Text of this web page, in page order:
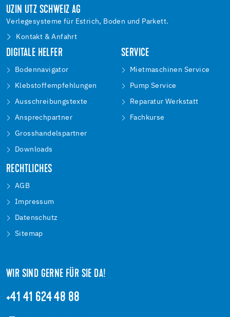
UZIN UTZ SCHWEIZ AG
Verlegesysteme für Estrich, Boden und Parkett.
Kontakt & Anfahrt
DIGITALE HELFER
Bodennavigator
Klebstoffempfehlungen
Ausschreibungstexte
Ansprechpartner
Grosshandelspartner
Downloads
SERVICE
Mietmaschinen Service
Pump Service
Reparatur Werkstatt
Fachkurse
RECHTLICHES
AGB
Impressum
Datenschutz
Sitemap
WIR SIND GERNE FÜR SIE DA!
+41 41 624 48 88